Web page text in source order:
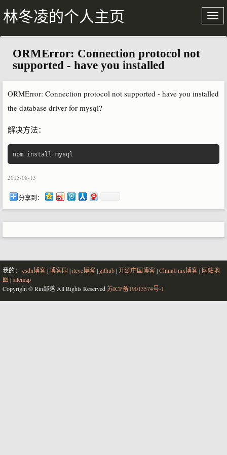
林冬凌的个人主页
关于我
文章存档
ORMError: Connection protocol not
supported - have you installed
ORMError: Connection protocol not supported - have you installed
the database driver for mysql?
解决方法：
npm install mysql
2015-08-13
分享到：
我的： csdn博客|博客园 |iteye博客| github|开源中国博客|ChinaUnix博客| 网站地
图 |sitemap
Copyright © Rin部落 All Rights Reserved苏ICP备19013574号-1